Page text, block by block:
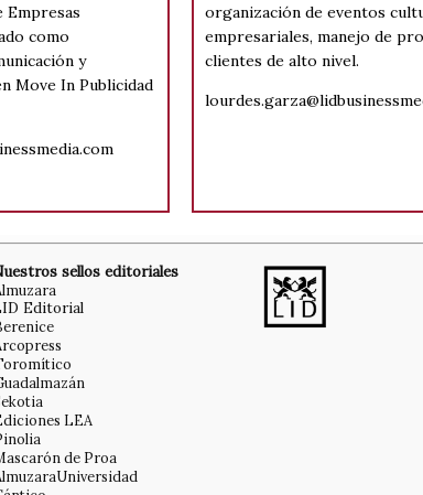
Empresas
como
y
Move In Publicidad
organización de eventos
empresariales, manejo de
clientes de alto nivel.
sellos editoriales
Editorial
LEA
de Proa